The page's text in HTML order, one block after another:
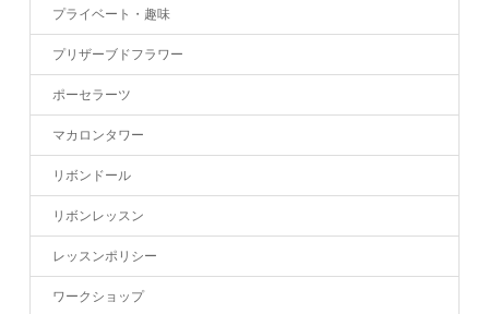
プライベート・趣味
プリザーブドフラワー
ポーセラーツ
マカロンタワー
リボンドール
リボンレッスン
レッスンポリシー
ワークショップ